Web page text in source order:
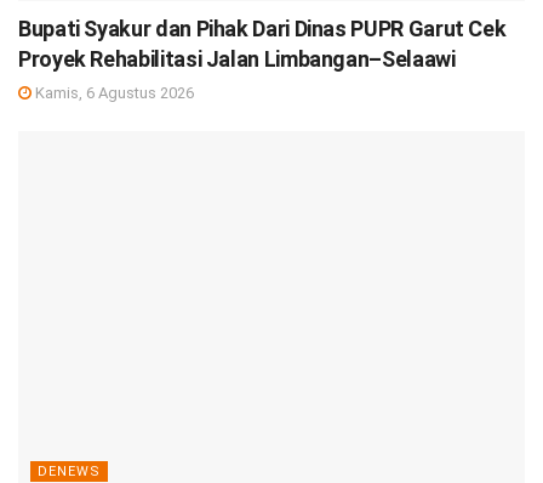
Bupati Syakur dan Pihak Dari Dinas PUPR Garut Cek
Proyek Rehabilitasi Jalan Limbangan–Selaawi
Kamis, 6 Agustus 2026
DENEWS